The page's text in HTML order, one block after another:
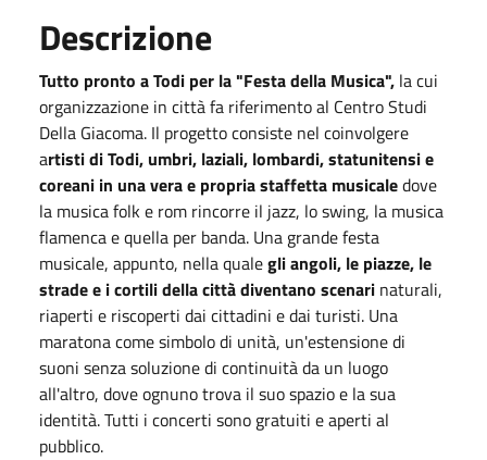
Descrizione
Tutto pronto a Todi per la "Festa della Musica", la cui
organizzazione in città fa riferimento al Centro Studi
Della Giacoma. Il progetto consiste nel coinvolgere
artisti di Todi, umbri, laziali, lombardi, statunitensi e
coreani in una vera e propria staffetta musicaledove
la musica folk e rom rincorre il jazz, lo swing, la musica
flamenca e quella per banda. Una grande festa
musicale, appunto, nella qualegli angoli, le piazze, le
strade e i cortili della città diventano scenari naturali,
riaperti e riscoperti dai cittadini e dai turisti. Una
maratona come simbolo di unità, un'estensione di
suoni senza soluzione di continuità da un luogo
all'altro, dove ognuno trova il suo spazio e la sua
identità. Tutti i concerti sono gratuiti e aperti al
pubblico.